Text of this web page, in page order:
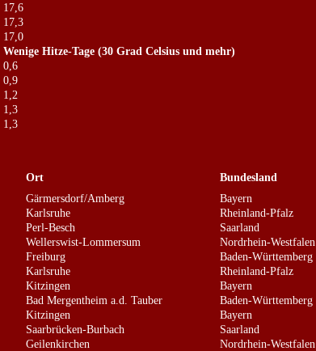
17,6
17,3
17,0
Wenige Hitze-Tage (30 Grad Celsius und mehr)
0,6
0,9
1,2
1,3
1,3
Ort
Bundesland
Gärmersdorf/Amberg
Bayern
Karlsruhe
Rheinland-Pfalz
Perl-Besch
Saarland
Wellerswist-Lommersum
Nordrhein-Westfalen
Freiburg
Baden-Württemberg
Karlsruhe
Rheinland-Pfalz
Kitzingen
Bayern
Bad Mergentheim a.d. Tauber
Baden-Württemberg
Kitzingen
Bayern
Saarbrücken-Burbach
Saarland
Geilenkirchen
Nordrhein-Westfalen